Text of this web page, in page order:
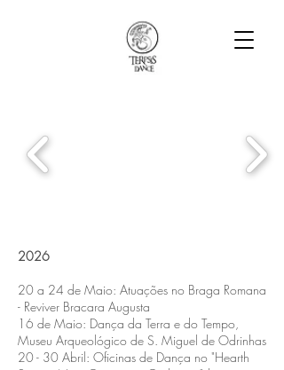
2026
20 a 24 de Maio: Atuações no Braga Romana
- Reviver Bracara Augusta
16 de Maio: Dança da Terra e do Tempo,
Museu Arqueológico de S. Miguel de Odrinhas
20 - 30 Abril: Oficinas de Dança no "Hearth